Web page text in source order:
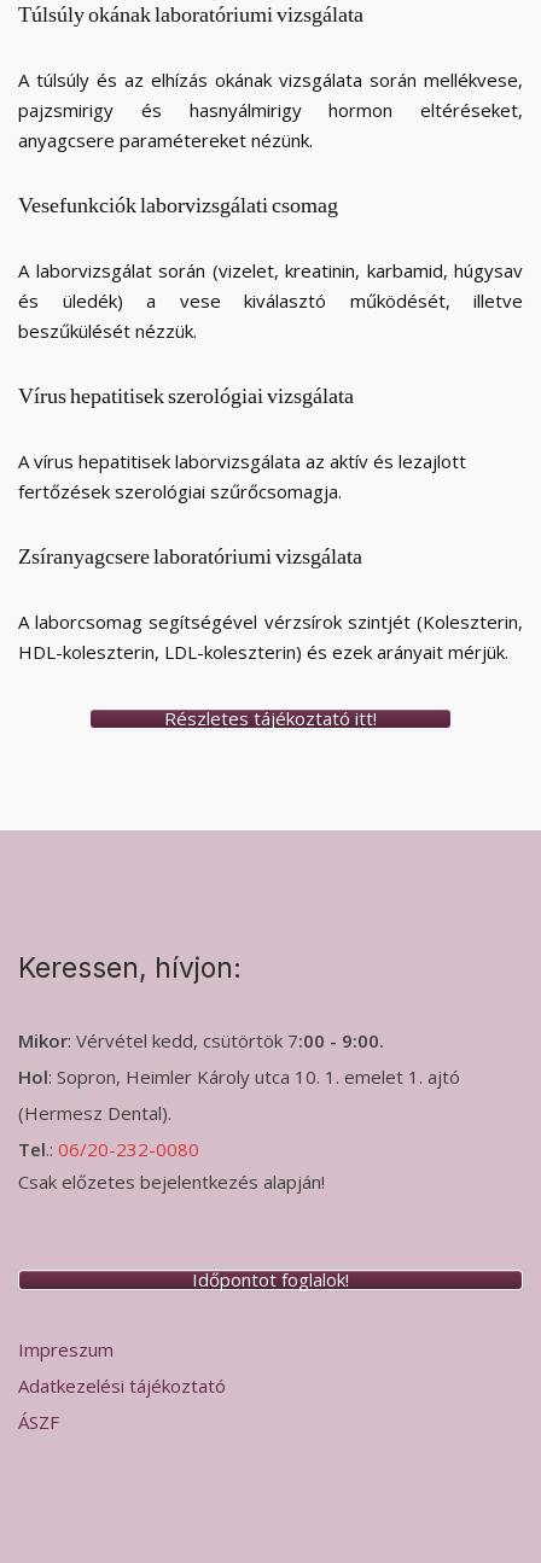
Túlsúlyokánaklaboratóriumi vizsgálata
A túlsúly és az elhízás okának vizsgálata során mellékvese,
pajzsmirigy és hasnyálmirigy hormon eltéréseket,
anyagcsere paramétereket nézünk.
Vesefunkcióklaborvizsgálati csomag
A laborvizsgálat során (vizelet, kreatinin, karbamid, húgysav
és üledék) a vese kiválasztó működését, illetve
beszűkülését nézzük.
Vírushepatitisekszerológiai vizsgálata
A vírus hepatitisek laborvizsgálata az aktív és lezajlott
fertőzések szerológiai szűrőcsomagja.
Zsíranyagcserelaboratóriumi vizsgálata
A laborcsomag segítségével vérzsírok szintjét (Koleszterin,
HDL-koleszterin, LDL-koleszterin) és ezek arányait mérjük.
Részletes tájékoztató itt!
Keressen, hívjon:
Mikor: Vérvétel kedd, csütörtök 7:00 - 9:00.
Hol: Sopron, Heimler Károly utca 10. 1. emelet 1. ajtó
(Hermesz Dental).
Tel.: 06/20-232-0080
Csak előzetes bejelentkezés alapján!
Időpontot foglalok!
Impreszum
Adatkezelési tájékoztató
ÁSZF